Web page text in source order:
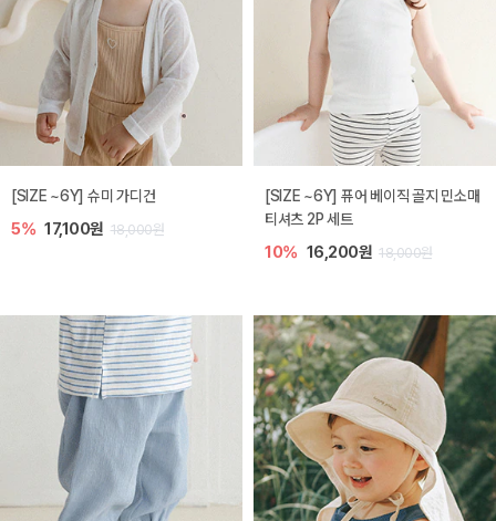
[SIZE ~6Y] 슈미 가디건
5% 17,100원 18,000원
[SIZE ~6Y] 퓨어 베이직 골지 민소매
티셔츠 2P 세트
10% 16,200원 18,000원